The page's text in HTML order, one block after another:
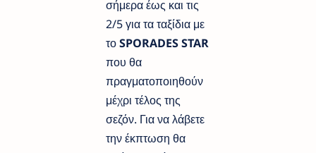
σήμερα έως και τις
2/5 για τα ταξίδια με
τοSPORADES STAR
που θα
πραγματοποιηθούν
μέχρι τέλος της
σεζόν. Για να λάβετε
την έκπτωση θα